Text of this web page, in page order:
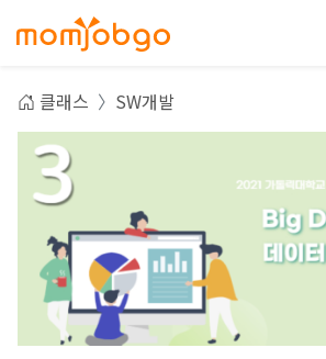
클래스 SW개발